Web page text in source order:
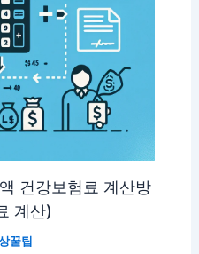
건강보험료 계산방
계산)
꿀팁